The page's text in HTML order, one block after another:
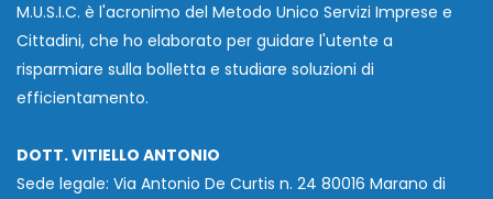
M.U.S.I.C. è l'acronimo del Metodo Unico Servizi Imprese e
Cittadini, che ho elaborato per guidare l'utente a
risparmiare sulla bolletta e studiare soluzioni di
efficientamento.
DOTT. VITIELLO ANTONIO
Sede legale: Via Antonio De Curtis n. 24 80016 Marano di